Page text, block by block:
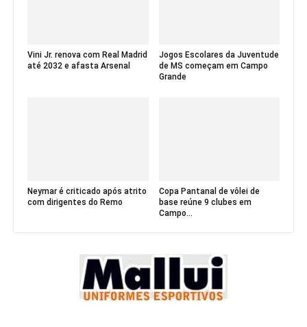
Vini Jr. renova com Real Madrid
até 2032 e afasta Arsenal
Jogos Escolares da Juventude
de MS começam em Campo
Grande
Neymar é criticado após atrito
com dirigentes do Remo
Copa Pantanal de vôlei de
base reúne 9 clubes em
Campo...